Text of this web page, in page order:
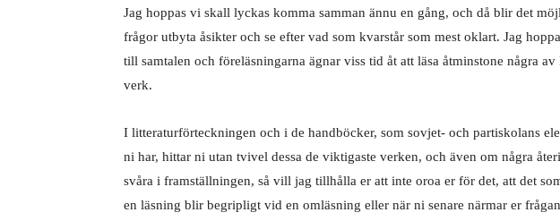
Jag hoppas vi skall lyckas komma samman ännu en gång, och då blir det
frågor utbyta åsikter och se efter vad som kvarstår som mest oklart. Jag
till samtalen och föreläsningarna ägnar viss tid åt att läsa åtminstone några av
verk.
I litteraturförteckningen och i de handböcker, som sovjet- och partiskolans
ni har, hittar ni utan tvivel dessa de viktigaste verken, och även om några
svåra i framställningen, så vill jag tillhålla er att inte oroa er för det, att det
en läsning blir begripligt vid en omläsning eller när ni senare närmar er